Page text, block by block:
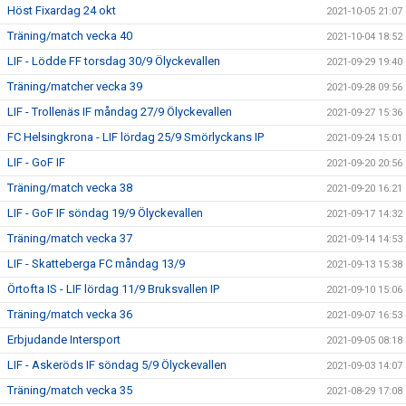
Höst Fixardag 24 okt 2021-10-05 21:07
Träning/match vecka 40 2021-10-04 18:52
LIF - Lödde FF torsdag 30/9 Ölyckevallen 2021-09-29 19:40
Träning/matcher vecka 39 2021-09-28 09:56
LIF - Trollenäs IF måndag 27/9 Ölyckevallen 2021-09-27 15:36
FC Helsingkrona - LIF lördag 25/9 Smörlyckans IP 2021-09-24 15:01
LIF - GoF IF 2021-09-20 20:56
Träning/match vecka 38 2021-09-20 16:21
LIF - GoF IF söndag 19/9 Ölyckevallen 2021-09-17 14:32
Träning/match vecka 37 2021-09-14 14:53
LIF - Skatteberga FC måndag 13/9 2021-09-13 15:38
Örtofta IS - LIF lördag 11/9 Bruksvallen IP 2021-09-10 15:06
Träning/match vecka 36 2021-09-07 16:53
Erbjudande Intersport 2021-09-05 08:18
LIF - Askeröds IF söndag 5/9 Ölyckevallen 2021-09-03 14:07
Träning/match vecka 35 2021-08-29 17:08